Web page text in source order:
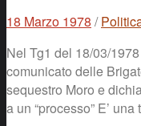
18 Marzo 1978 /
Nel Tg1 del 18/03/
comunicato delle
sequestro Moro e
a un “processo” E’